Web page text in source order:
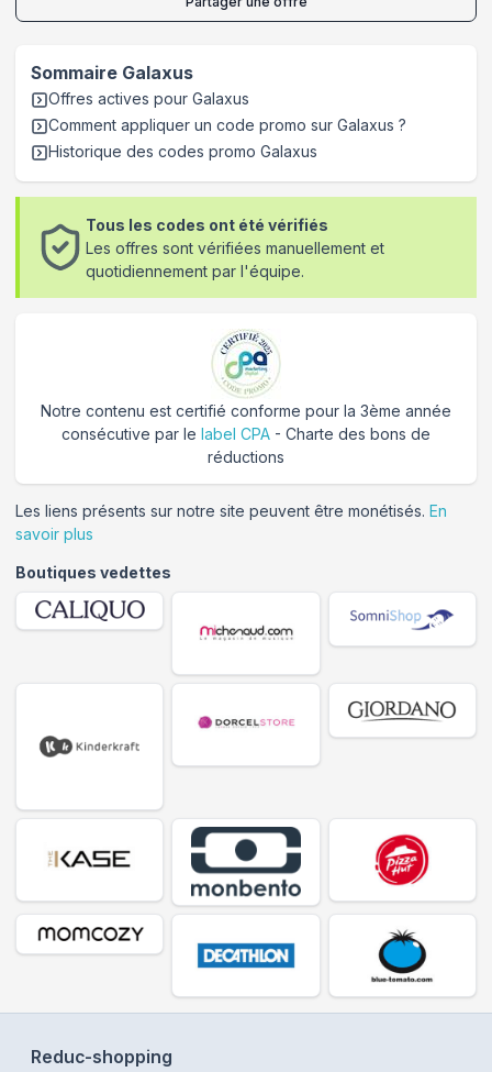
Sommaire Galaxus
Offres actives pour Galaxus
Comment appliquer un code promo sur Galaxus ?
Historique des codes promo Galaxus
Tous les codes ont été vérifiés
Les offres sont vérifiées manuellement et
quotidiennement par l'équipe.
Notre contenu est certifié conforme pour la 3ème année
consécutive par le label CPA - Charte des bons de
réductions
Les liens présents sur notre site peuvent être monétisés. En
savoir plus
Boutiques vedettes
Reduc-shopping